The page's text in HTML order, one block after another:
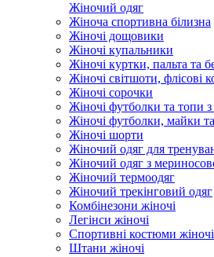
Жіночий одяг
Жіноча спортивна білизна
Жіночі дощовики
Жіночі купальники
Жіночі куртки, пальта та
Жіночі світшоти, флісові
Жіночі сорочки
Жіночі футболки та топи
Жіночі футболки, майки
Жіночі шорти
Жіночий одяг для
Жіночий одяг з
Жіночий термоодяг
Жіночий трекінговий одяг
Комбінезони жіночі
Легінси жіночі
Спортивні костюми жіночі
Штани жіночі